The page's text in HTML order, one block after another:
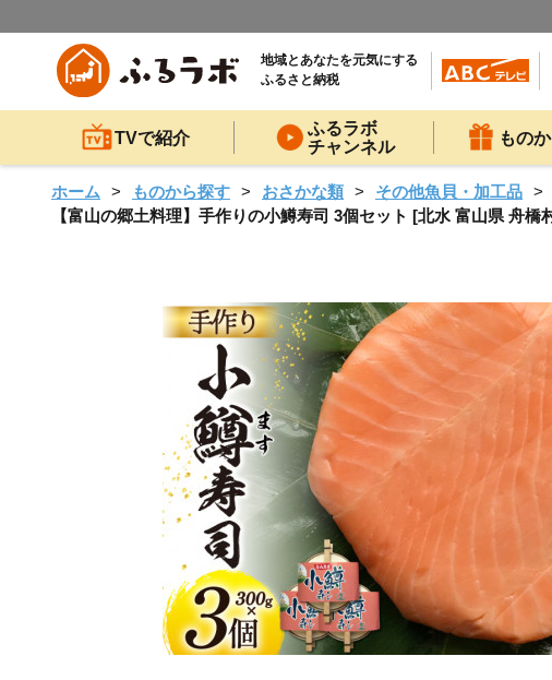
地域とあなたを元気にする
ふるさと納税
TVで紹介
ふるラボ
チャンネル
もの
ホーム ものから探す おさかな類
その他魚貝・加工品
【富山の郷土料理】手作りの小鱒寿司 3個セット [北水 富山県 舟